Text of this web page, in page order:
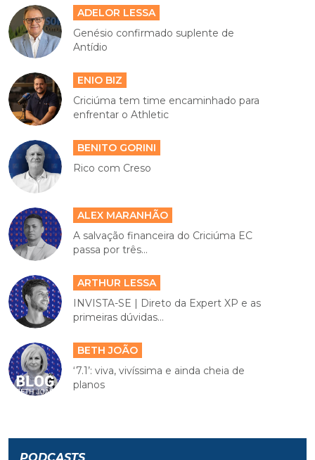
ADELOR LESSA
Genésio confirmado suplente de
Antídio
ENIO BIZ
Criciúma tem time encaminhado para
enfrentar o Athletic
BENITO GORINI
Rico com Creso
ALEX MARANHÃO
A salvação financeira do Criciúma EC
passa por três...
ARTHUR LESSA
INVISTA-SE | Direto da Expert XP e as
primeiras dúvidas...
BETH JOÃO
‘7.1’: viva, vivíssima e ainda cheia de
planos